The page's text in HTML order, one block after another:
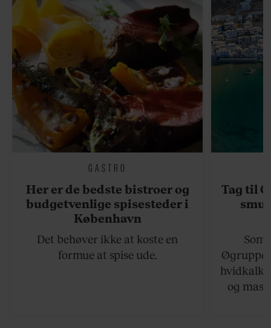
GASTRO
Her er de bedste bistroer og
budgetvenlige spisesteder i
København
Det behøver ikke at koste en
formue at spise ude.
Tag til
og